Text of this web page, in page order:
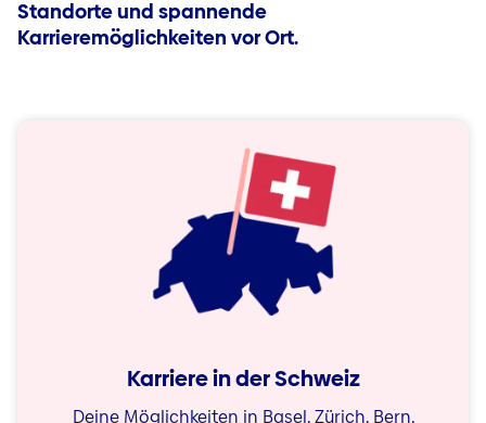
Standorte und spannende
Karrieremöglichkeiten vor Ort.
Karriere in der Schweiz
Deine Möglichkeiten in Basel, Zürich, Bern,